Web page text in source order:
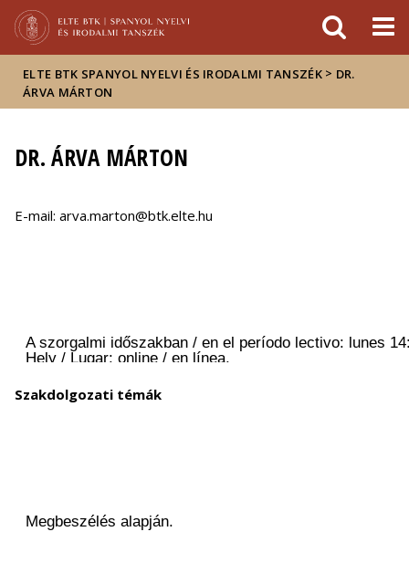
Hírek
Események
ELTE a
sajtóban
ELTE BTK SPANYOL NYELVI ÉS IRODALMI TANSZÉK > DR.
ÁRVA MÁRTON
DR. ÁRVA MÁRTON
E-mail: arva.marton@btk.elte.hu
Szakdolgozati témák